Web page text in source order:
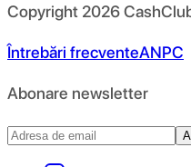
Copyright 2026
Întrebări frecventeANPC
Abonare newsletter